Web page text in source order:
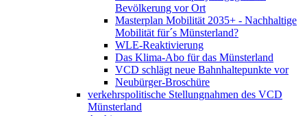
Bevölkerung vor Ort
Masterplan Mobilität 2035+ - Nachhaltige
Mobilität für´s Münsterland?
WLE-Reaktivierung
Das Klima-Abo für das Münsterland
VCD schlägt neue Bahnhaltepunkte vor
Neubürger-Broschüre
verkehrspolitische Stellungnahmen des VCD
Münsterland